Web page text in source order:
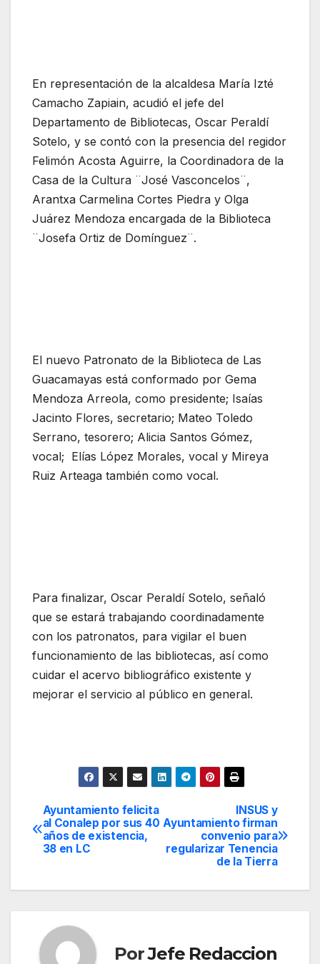
En representación de la alcaldesa María Izté
Camacho Zapiain, acudió el jefe del
Departamento de Bibliotecas, Oscar Peraldí
Sotelo, y se contó con la presencia del regidor
Felimón Acosta Aguirre, la Coordinadora de la
Casa de la Cultura ¨José Vasconcelos¨,
Arantxa Carmelina Cortes Piedra y Olga
Juárez Mendoza encargada de la Biblioteca
¨Josefa Ortiz de Domínguez¨.
El nuevo Patronato de la Biblioteca de Las
Guacamayas está conformado por Gema
Mendoza Arreola, como presidente; Isaías
Jacinto Flores, secretario; Mateo Toledo
Serrano, tesorero; Alicia Santos Gómez,
vocal; Elías López Morales, vocal y Mireya
Ruiz Arteaga también como vocal.
Para finalizar, Oscar Peraldí Sotelo, señaló
que se estará trabajando coordinadamente
con los patronatos, para vigilar el buen
funcionamiento de las bibliotecas, así como
cuidar el acervo bibliográfico existente y
mejorar el servicio al público en general.
Navegación
de
INSUS y
Ayuntamiento firman
convenio para
regularizar Tenencia
de la Tierra
Ayuntamiento felicita
al Conalep por sus 40
años de existencia,
38 en LC
PorJefe Redaccion